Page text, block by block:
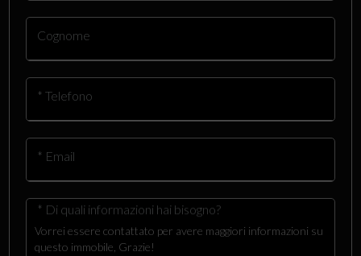
Cognome
* Telefono
* Email
* Di quali informazioni hai bisogno?